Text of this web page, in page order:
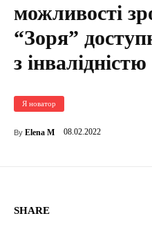
можливості
“Зоря”
з інвалідністю
Я новатор
By Elena M 08.02.2022
SHARE